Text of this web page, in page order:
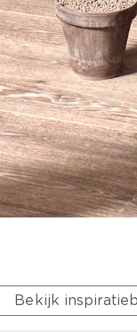
Bekijk